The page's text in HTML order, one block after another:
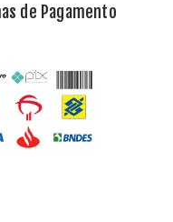
de Pagamento